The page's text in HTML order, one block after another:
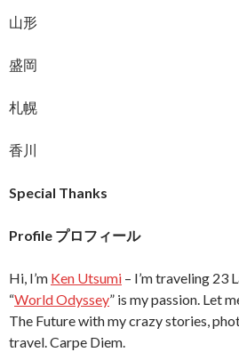
山形
盛岡
札幌
香川
Special Thanks
Profile プロフィール
Hi, I’m Ken Utsumi – I’m traveling 23
“World Odyssey” is my passion. Let
The Future with my crazy stories,
travel. Carpe Diem.